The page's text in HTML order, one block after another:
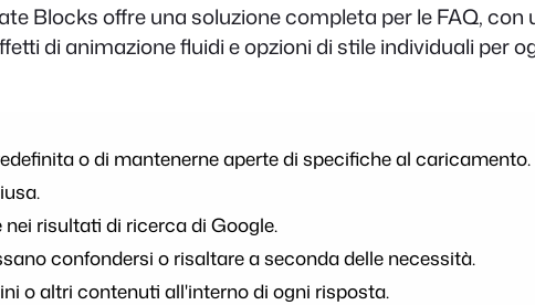
Blocks offre una soluzione completa per le FAQ,
di animazione fluidi e opzioni di stile individuali per
o di mantenerne aperte di specifiche al caricamento.
risultati di ricerca di Google.
confondersi o risaltare a seconda delle necessità.
o altri contenuti all'interno di ogni risposta.